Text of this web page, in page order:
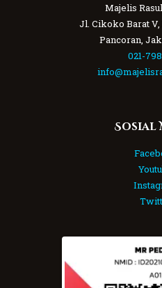
Majelis
Jl. Cikoko Barat V,
Pancoran,
021-
Sosial